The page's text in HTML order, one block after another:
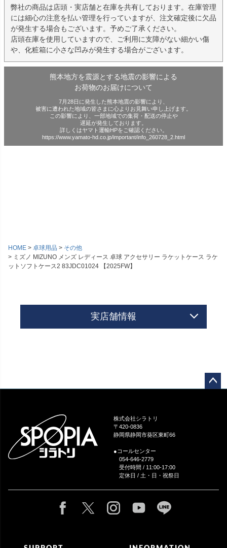
弊社の商品は店頭・実店舗と在庫を共有しております。在庫管理
には細心の注意を払い管理を行っていますが、注文確定後に欠品
が発生する場合もございます。予めご了承ください。
店頭在庫を使用していますので、ご利用に支障がない細かい傷
や、化粧箱に小さな凹みが発生する場合がございます。
熊本地方を震源とする地震の影響による
お荷物のお届けについて
7月28日に発生した熊本地震の影響により、
被害に遭われた地域の皆さまに心よりお見舞い申し上げます。
この影響により、一部地域での集荷・配送の停止や
遅延が発生しております。
詳しくはヤマト運輸HPをご確認ください。
https://www.yamato-hd.co.jp/important/info_260728_2.html
HOME 卓球用品
その他
ミズノ MIZUNO メンズ レディース 卓球 アクセサリー ラケットケース ラケ
ットソフトケース2 83JDC01024 【2025FW】
実店舗情報
株式会社シラトリ
〒420-0836
静岡県静岡市葵区東町66
●コールセンター
054-646-2779
受付時間 / 11:00-17:00
定休日 / 土・日・祝祭日